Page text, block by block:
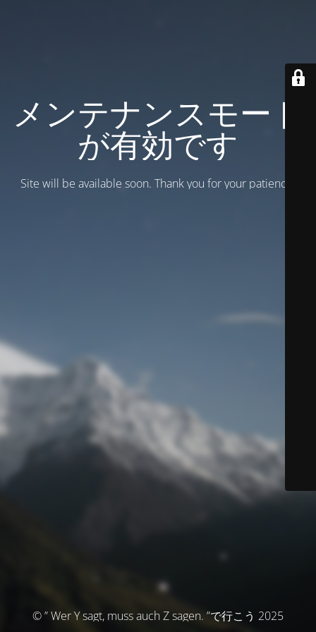
メンテナンスモード
が有効です
Site will be available soon. Thank you for your patience!
© ” Wer Y sagt, muss auch Z sagen. ”で行こう 2025